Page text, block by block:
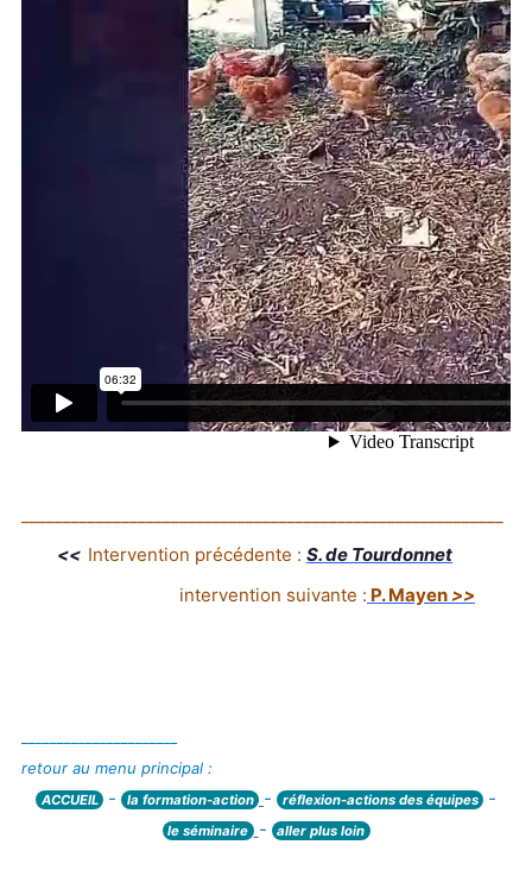
<< Intervention précédente : S. de Tourdonnet
intervention suivante : P. Mayen >>
retour au menu principal :
ACCUEIL - la formation-action - réflexion-actions des équipes -
le séminaire - aller plus loin